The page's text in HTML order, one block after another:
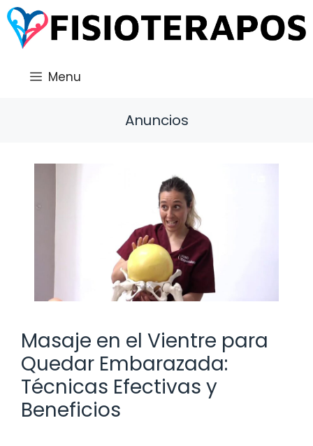
Saltar
al
contenido
Menu
Anuncios
Masaje en el Vientre para
Quedar Embarazada:
Técnicas Efectivas y
Beneficios